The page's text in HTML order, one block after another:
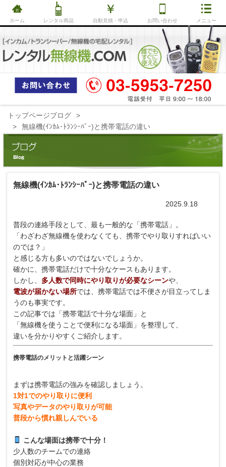
ホーム レンタル商品 自動見積・申込 お問い合わせ メニュー
トップページブログ
無線機(ｲﾝｶﾑ･ﾄﾗﾝｼｰﾊﾞｰ)と携帯電話の違い
無線機(ｲﾝｶﾑ･ﾄﾗﾝｼｰﾊﾞｰ)と携帯電話の違い
2025.9.18
普段の連絡手段として、最も一般的な「携帯電話」。
「わざわざ無線機を使わなくても、携帯でやり取りすればいい
のでは？」
と感じる方も多いのではないでしょうか。
確かに、携帯電話だけで十分なケースもあります。
しかし、 多人数で同時にやり取りが必要なシーンや、
電波が届かない場所では、携帯電話では不便さが目立ってしま
うのも事実です。
この記事では「携帯電話で十分な場面」と
「無線機を使うことで便利になる場面」を整理して、
違いを分かりやすくご紹介します。
携帯電話のメリットと活躍シーン
まずは携帯電話の強みを確認しましょう。
1対1でのやり取りに便利
写真やデータのやり取りが可能
普段から慣れ親しんでいる
こんな場面は携帯で十分！
少人数のチームでの連絡
個別対応が中心の業務